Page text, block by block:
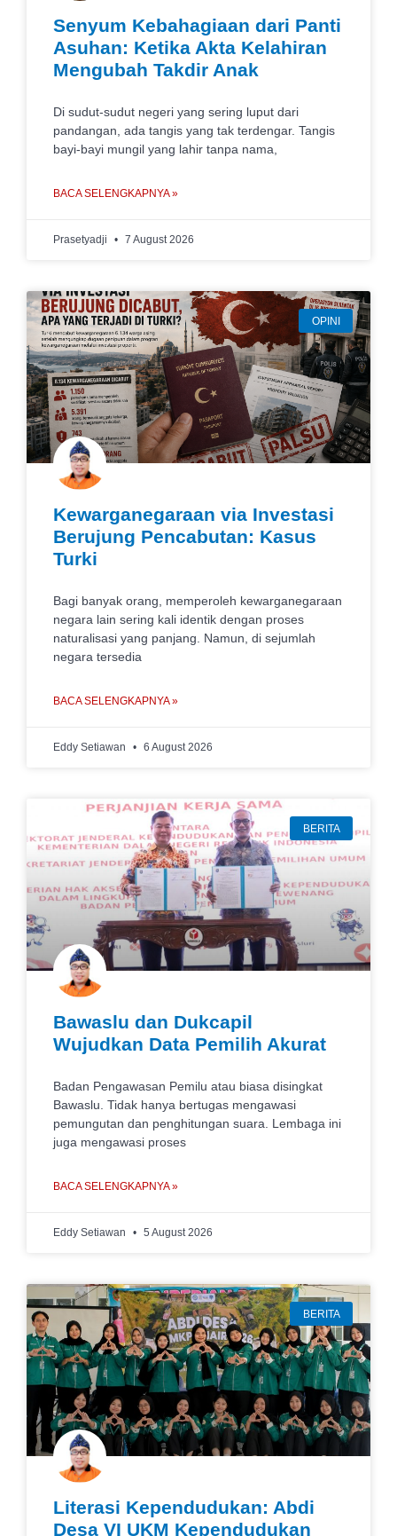
Senyum Kebahagiaan dari Panti
Asuhan: Ketika Akta Kelahiran
Mengubah Takdir Anak
Di sudut-sudut negeri yang sering luput dari
pandangan, ada tangis yang tak terdengar. Tangis
bayi-bayi mungil yang lahir tanpa nama,
BACA SELENGKAPNYA »
Prasetyadji 7 August 2026
OPINI
Kewarganegaraan via Investasi
Berujung Pencabutan: Kasus
Turki
Bagi banyak orang, memperoleh kewarganegaraan
negara lain sering kali identik dengan proses
naturalisasi yang panjang. Namun, di sejumlah
negara tersedia
BACA SELENGKAPNYA »
Eddy Setiawan 6 August 2026
BERITA
Bawaslu dan Dukcapil
Wujudkan Data Pemilih Akurat
Badan Pengawasan Pemilu atau biasa disingkat
Bawaslu. Tidak hanya bertugas mengawasi
pemungutan dan penghitungan suara. Lembaga ini
juga mengawasi proses
BACA SELENGKAPNYA »
Eddy Setiawan 5 August 2026
BERITA
Literasi Kependudukan: Abdi
Desa VI UKM Kependudukan